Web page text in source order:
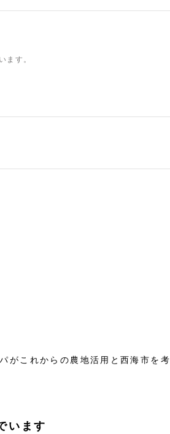
ます。
がこれからの農地活用と西海市を考
います